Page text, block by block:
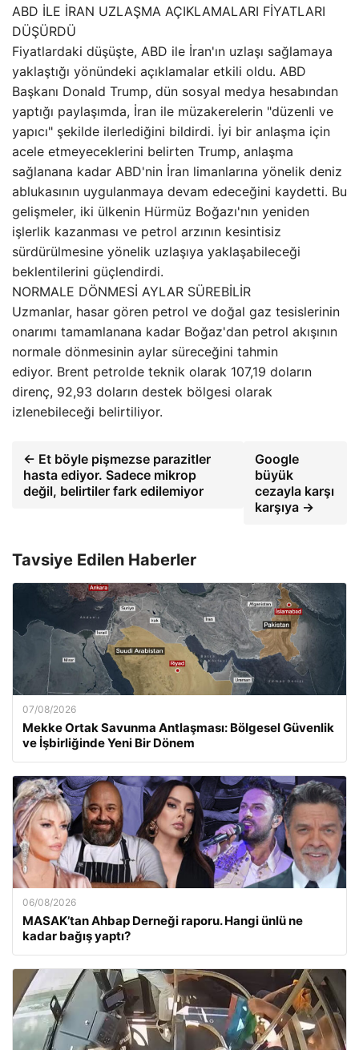
ABD İLE İRAN UZLAŞMA AÇIKLAMALARI FİYATLARI
DÜŞÜRDÜ
Fiyatlardaki düşüşte, ABD ile İran'ın uzlaşı sağlamaya
yaklaştığı yönündeki açıklamalar etkili oldu. ABD
Başkanı Donald Trump, dün sosyal medya hesabından
yaptığı paylaşımda, İran ile müzakerelerin "düzenli ve
yapıcı" şekilde ilerlediğini bildirdi. İyi bir anlaşma için
acele etmeyeceklerini belirten Trump, anlaşma
sağlanana kadar ABD'nin İran limanlarına yönelik deniz
ablukasının uygulanmaya devam edeceğini kaydetti. Bu
gelişmeler, iki ülkenin Hürmüz Boğazı'nın yeniden
işlerlik kazanması ve petrol arzının kesintisiz
sürdürülmesine yönelik uzlaşıya yaklaşabileceği
beklentilerini güçlendirdi.
NORMALE DÖNMESİ AYLAR SÜREBİLİR
Uzmanlar, hasar gören petrol ve doğal gaz tesislerinin
onarımı tamamlanana kadar Boğaz'dan petrol akışının
normale dönmesinin aylar süreceğini tahmin
ediyor. Brent petrolde teknik olarak 107,19 doların
direnç, 92,93 doların destek bölgesi olarak
izlenebileceği belirtiliyor.
← Et böyle pişmezse parazitler
hasta ediyor. Sadece mikrop
değil, belirtiler fark edilemiyor
Google
büyük
cezayla karşı
karşıya →
Tavsiye Edilen Haberler
07/08/2026
Mekke Ortak Savunma Antlaşması: Bölgesel Güvenlik
ve İşbirliğinde Yeni Bir Dönem
06/08/2026
MASAK’tan Ahbap Derneği raporu. Hangi ünlü ne
kadar bağış yaptı?